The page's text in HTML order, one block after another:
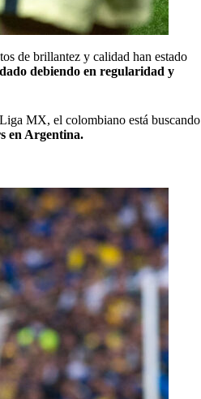
de brillantez y calidad han estado
debiendo en regularidad y
MX, el colombiano está buscando
en Argentina.